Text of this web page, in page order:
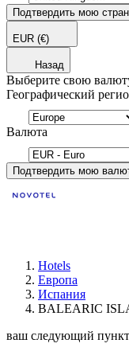
Подтвердить мою
EUR (€)
Назад
Выберите свою
Географический
Валюта
Подтвердить мою
Hotels
Европа
Испания
BALEARIC
ваш следующий пункт